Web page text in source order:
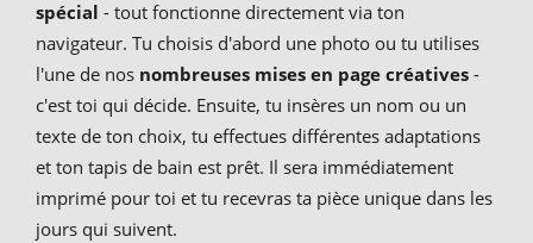
spécial - tout fonctionne directement via ton
navigateur. Tu choisis d'abord une photo ou tu utilises
l'une de nos nombreuses mises en page créatives -
c'est toi qui décide. Ensuite, tu insères un nom ou un
texte de ton choix, tu effectues différentes adaptations
et ton tapis de bain est prêt. Il sera immédiatement
imprimé pour toi et tu recevras ta pièce unique dans les
jours qui suivent.